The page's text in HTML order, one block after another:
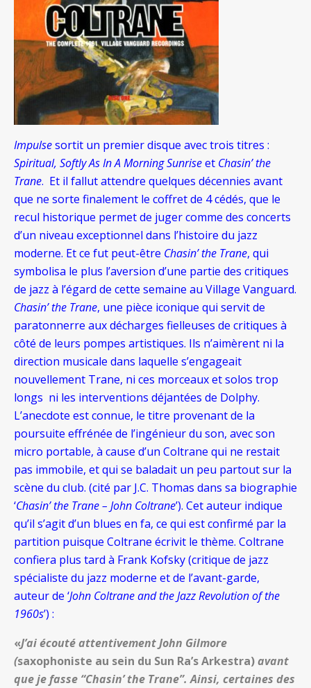
Impulsesortit un premier disque avec trois titres :
Spiritual, Softly As In A Morning Sunriseet Chasin’ the
Trane. Et il fallut attendre quelques décennies avant
que ne sorte finalement le coffret de 4 cédés, que le
recul historique permet de juger comme des concerts
d’un niveau exceptionnel dans l’histoire du jazz
moderne. Et ce fut peut-être Chasin’ the Trane, qui
symbolisa le plus l’aversion d’une partie des critiques
de jazz à l’égard de cette semaine au Village Vanguard.
Chasin’ the Trane, une pièce iconique qui servit de
paratonnerre aux décharges fielleuses de critiques à
côté de leurs pompes artistiques. Ils n’aimèrent ni la
direction musicale dans laquelle s’engageait
nouvellement Trane, ni ces morceaux et solos trop
longs ni les interventions déjantées de Dolphy.
L’anecdote est connue, le titre provenant de la
poursuite effrénée de l’ingénieur du son, avec son
micro portable, à cause d’un Coltrane qui ne restait
pas immobile, et qui se baladait un peu partout sur la
scène du club. (cité par J.C. Thomas dans sa biographie
‘Chasin’ the Trane – John Coltrane’). Cet auteur indique
qu’il s’agit d’un blues en fa, ce qui est confirmé par la
partition puisque Coltrane écrivit le thème. Coltrane
confiera plus tard à Frank Kofsky (critique de jazz
spécialiste du jazz moderne et de l’avant-garde,
auteur de ‘John Coltrane and the Jazz Revolution of the
1960s’) :
«J’ai écouté attentivement John Gilmore
(saxophoniste au sein du Sun Ra’s Arkestra)avant
que je fasse “Chasin’ the Trane”. Ainsi, certaines des